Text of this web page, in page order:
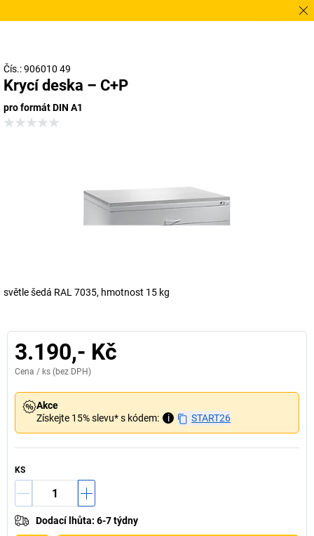
Čís.: 906010 49
Krycí deska – C+P
pro formát DIN A1
světle šedá RAL 7035, hmotnost 15 kg
3.190,- Kč
Cena / ks (bez DPH)
Akce
Získejte 15% slevu* s kódem:
i START26
KS
Dodací lhůta: 6-7 týdny